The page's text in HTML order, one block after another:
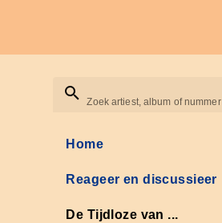
Zoek artiest, album of nummer
Home
Reageer en discussieer
De Tijdloze van ...